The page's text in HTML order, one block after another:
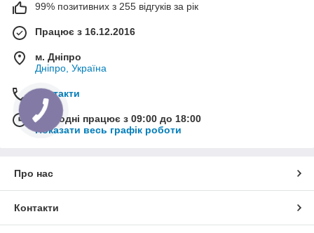
99% позитивних з 255 відгуків за рік
Працює з 16.12.2016
м. Дніпро
Дніпро, Україна
Контакти
Сьогодні працює з 09:00 до 18:00
Показати весь графік роботи
Про нас
Контакти